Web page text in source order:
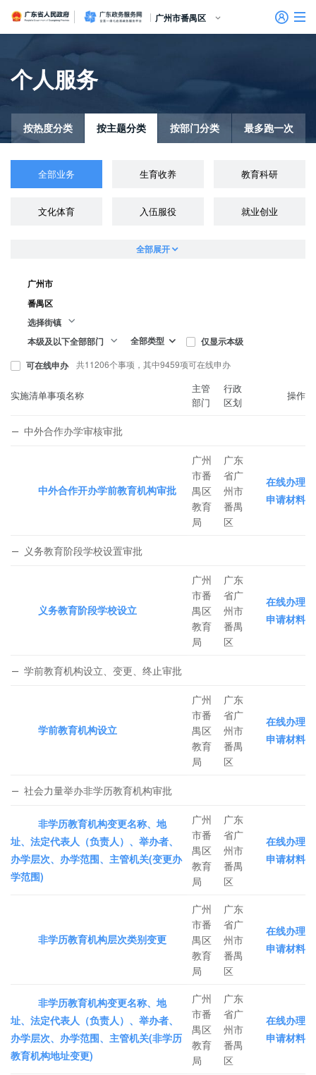
留言信箱
建言献策
信访相关法规
便民服务
百姓论坛
政府热线
网上调查
在线访谈
法律服务
领导信箱
未加载图片
政务微博
网络问政
意见征集
部门信箱
信访常见问题
信件回复
网上举报
公众监督
我要留言
广东省人民政府广东政务服务网
广州市番禺区
个人服务
法人服务
效能监督
政务公开
个人服务
按热度分类 按主题分类 按部门分类 最多跑一次
全部业务 生育收养 教育科研
文化体育 入伍服役 就业创业
全部展开
广州市
番禺区
选择街镇
本级及以下全部部门
全部类型
仅显示本级
可在线申办
共11206个事项，其中9459项可在线申办
实施清单事项名称
主管
部门
行政
区划
操作
中外合作办学审核审批
中外合作开办学前教育机构审批
广州
市番
禺区
教育
局
广东
省广
州市
番禺
区
在线办理
申请材料
义务教育阶段学校设置审批
义务教育阶段学校设立
广州
市番
禺区
教育
局
广东
省广
州市
番禺
区
在线办理
申请材料
学前教育机构设立、变更、终止审批
学前教育机构设立
广州
市番
禺区
教育
局
广东
省广
州市
番禺
区
在线办理
申请材料
社会力量举办非学历教育机构审批
非学历教育机构变更名称、地
址、法定代表人（负责人）、举办者、
办学层次、办学范围、主管机关(变更办
学范围)
广州
市番
禺区
教育
局
广东
省广
州市
番禺
区
在线办理
申请材料
非学历教育机构层次类别变更
广州
市番
禺区
教育
局
广东
省广
州市
番禺
区
在线办理
申请材料
非学历教育机构变更名称、地
址、法定代表人（负责人）、举办者、
办学层次、办学范围、主管机关(非学历
教育机构地址变更)
广州
市番
禺区
教育
局
广东
省广
州市
番禺
区
在线办理
申请材料